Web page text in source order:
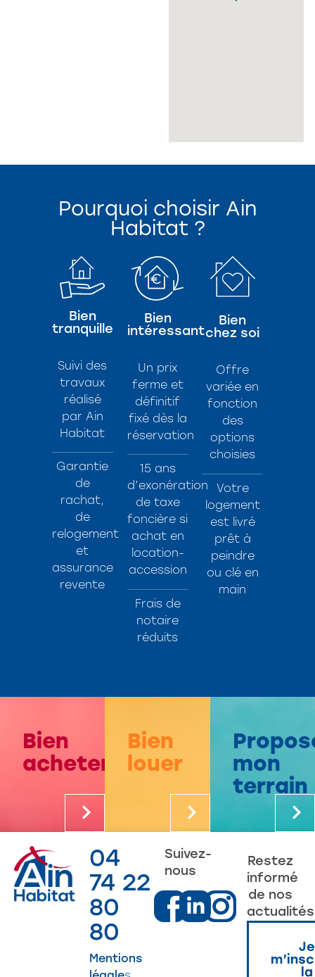
Pourquoi choisir Ain
Habitat ?
Bien
tranquille
Suivi des
travaux
réalisé
par Ain
Habitat
Garantie
de
rachat,
de
relogement
et
assurance
revente
Bien
intéressant
Un prix
ferme et
définitif
fixé dès la
réservation
15 ans
d’exonération
de taxe
foncière si
achat en
location-
accession
Frais de
notaire
réduits
Bien
chez soi
Offre
variée en
fonction
des
options
choisies
Votre
logement
est livré
prêt à
peindre
ou clé en
main
Bien
acheter
Bien
louer
mon
terrain
04
74 22
80
80
Mentions
Suivez-
nous
Restez
informé
de nos
actualités
Je
la